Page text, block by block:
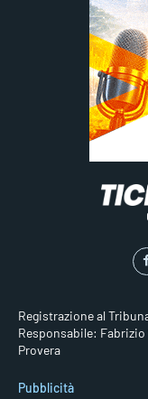
Registrazione al
Responsabile: Fabrizio
Provera
Pubblicità